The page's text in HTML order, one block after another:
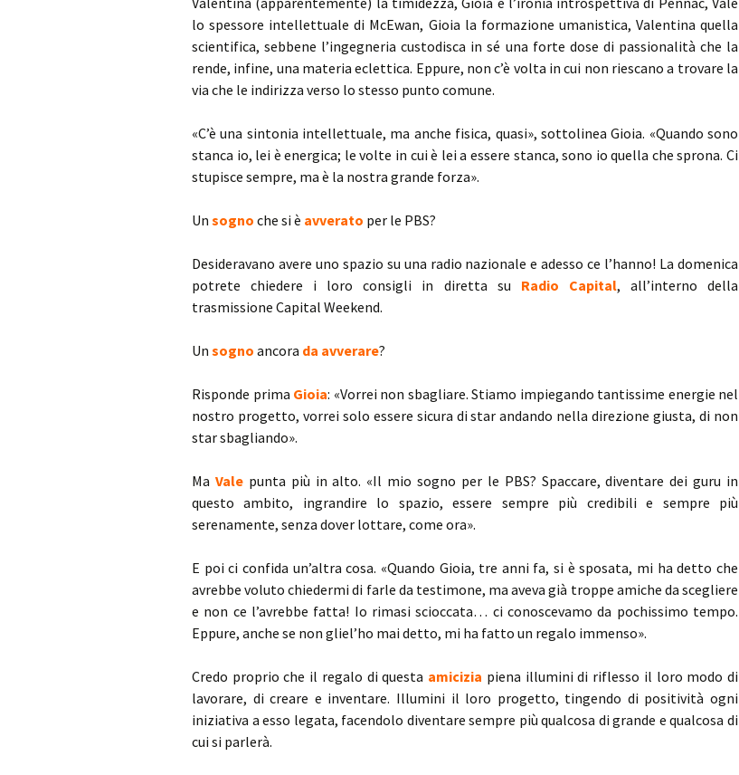
lo spessore intellettuale di McEwan, Gioia la formazione umanistica, Valentina quella
scientifica, sebbene l’ingegneria custodisca in sé una forte dose di passionalità che la
rende, infine, una materia eclettica. Eppure, non c’è volta in cui non riescano a trovare la
via che le indirizza verso lo stesso punto comune.
«C’è una sintonia intellettuale, ma anche fisica, quasi», sottolinea Gioia. «Quando sono
stanca io, lei è energica; le volte in cui è lei a essere stanca, sono io quella che sprona. Ci
stupisce sempre, ma è la nostra grande forza».
Un sogno che si è avverato per le PBS?
Desideravano avere uno spazio su una radio nazionale e adesso ce l’hanno! La domenica
potrete chiedere i loro consigli in diretta su Radio Capital, all’interno della
trasmissione Capital Weekend.
Un sogno ancora da avverare?
Risponde prima Gioia: «Vorrei non sbagliare. Stiamo impiegando tantissime energie nel
nostro progetto, vorrei solo essere sicura di star andando nella direzione giusta, di non
star sbagliando».
Ma Vale punta più in alto. «Il mio sogno per le PBS? Spaccare, diventare dei guru in
questo ambito, ingrandire lo spazio, essere sempre più credibili e sempre più
serenamente, senza dover lottare, come ora».
E poi ci confida un’altra cosa. «Quando Gioia, tre anni fa, si è sposata, mi ha detto che
avrebbe voluto chiedermi di farle da testimone, ma aveva già troppe amiche da scegliere
e non ce l’avrebbe fatta! Io rimasi scioccata… ci conoscevamo da pochissimo tempo.
Eppure, anche se non gliel’ho mai detto, mi ha fatto un regalo immenso».
Credo proprio che il regalo di questa amicizia piena illumini di riflesso il loro modo di
lavorare, di creare e inventare. Illumini il loro progetto, tingendo di positività ogni
iniziativa a esso legata, facendolo diventare sempre più qualcosa di grande e qualcosa di
cui si parlerà.